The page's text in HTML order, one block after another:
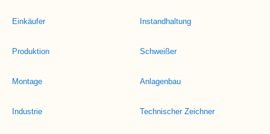
Einkäufer
Produktion
Montage
Industrie
Instandhaltung
Schweißer
Anlagenbau
Technischer Zeichner